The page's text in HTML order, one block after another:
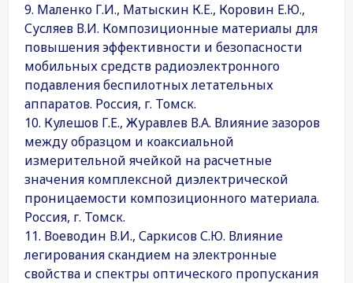
9. Маленко Г.И., Матыскин К.Е., Коровин Е.Ю.,
Сусляев В.И. Композиционные материалы для
повышения эффективности и безопасности
мобильных средств радиоэлектронного
подавления беспилотных летательных
аппаратов. Россия, г. Томск.
10. Кулешов Г.Е., Журавлев В.А. Влияние зазоров
между образцом и коаксиальной
измерительной ячейкой на расчетные
значения комплексной диэлектрической
проницаемости композиционного материала.
Россия, г. Томск.
11. Воеводин В.И., Саркисов С.Ю. Влияние
легирования скандием на электронные
свойства и спектры оптического пропускания